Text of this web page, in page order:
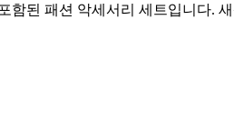
함된 패션 악세서리 세트입니다.